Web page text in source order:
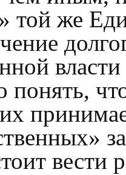
той же
понять,
вести